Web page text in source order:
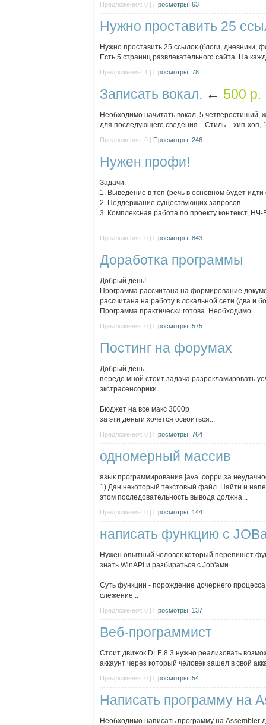
Предложения: 0 | Просмотры: 63
Нужно проставить 25
Нужно проставить 25 ссылок (блоги, дневники,
Есть 5 страниц развлекательного сайта. На
Предложения: 1 | Просмотры: 78
Записать вокал. ← 500 p.
Необходимо начитать вокал, 5
для последующего сведения... Стиль – хип-
Предложения: 0 | Просмотры: 246
Нужен профи!
Задачи:
1. Выведение в топ (речь в основном будет идти
2. Поддержание существующих запросов
3. Комплексная работа по проекту контекст, НЧ-
...
Предложения: 0 | Просмотры: 843
Доработка программы
Добрый день!
Программа рассчитана на формирование
рассчитана на работу в локальной сети (два и
Программа практически готова. Необходимо...
Предложения: 0 | Просмотры: 575
Постинг на форумах
Добрый день,
передо мной стоит задача разрекламировать
экстрасенсорики.
Бюджет на все макс 3000р
за эти деньги хочется освоиться...
Предложения: 0 | Просмотры: 764
одномерный массив
язык программирования java. сорри,за
1) Дан некоторый текстовый файл. Найти и
этом последовательность вывода должна...
Предложения: 0 | Просмотры: 144
написать функцию с
Нужен опытный человек который перепишет
знать WinAPI и разбираться с Job'ами.
Суть функции - порождение дочернего
слежение...
Предложения: 0 | Просмотры: 137
Веб-программист
Стоит движок DLE 8.3 нужно реализовать
аккаунт через который человек зашел в свой
Предложения: 0 | Просмотры: 54
Написать программу на
Необходимо написать программу на Assembler